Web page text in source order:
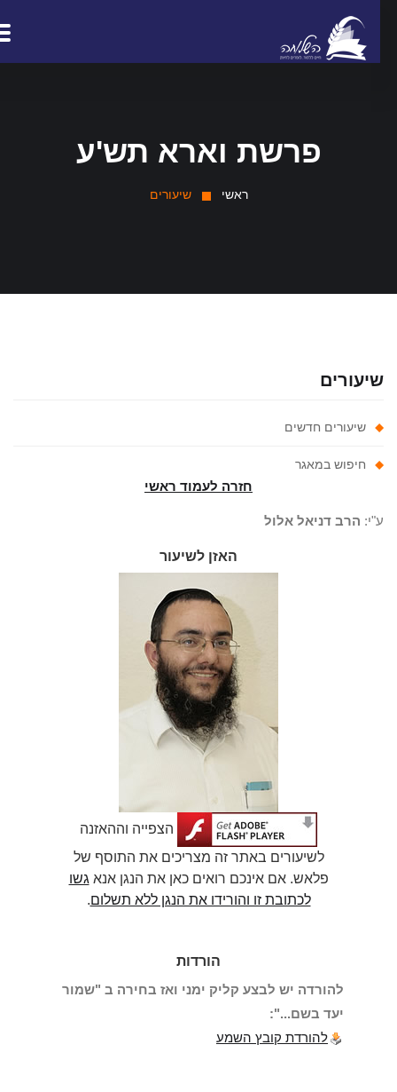
פרשת וארא תש'ע
ראשי שיעורים
שיעורים חדשים
חיפוש במאגר
חזרה לעמוד ראשי
הרב דניאל אלול
האזן לשיעור
הצפייה וההאזנה
לשיעורים באתר זה מצריכים את התוסף של
פלאש. אם אינכם רואים כאן את הנגן אנאגשו
לכתובת זו והורידו את הנגן ללא תשלום.
הורדות
להורדה יש לבצע קליק ימני ואז בחירה ב "שמור
יעד בשם...":
להורדת קובץ השמע